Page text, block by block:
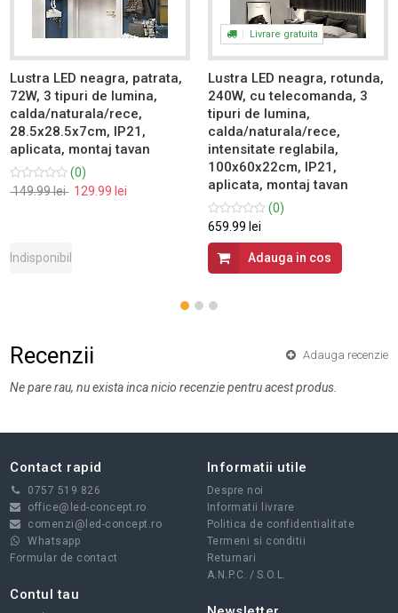
Lustra LED neagra, patrata,
72W, 3 tipuri de lumina,
calda/naturala/rece,
28.5x28.5x7cm, IP21,
aplicata, montaj tavan
(0)
149.99 lei 129.99 lei
Indisponibil
Livrare gratuita
Lustra LED neagra, rotunda,
240W, cu telecomanda, 3
tipuri de lumina,
calda/naturala/rece,
intensitate reglabila,
100x60x22cm, IP21,
aplicata, montaj tavan
(0)
659.99 lei
Adauga in cos
Recenzii Adauga recenzie
Ne pare rau, nu exista inca nicio recenzie pentru acest produs.
Contact rapid
0757 519 826
office@led-concept.ro
comenzi@led-concept.ro
Whatsapp
Formular de contact
Informatii utile
Despre noi
Informatii livrare
Politica de confidentialitate
Termeni si conditii
Returnari
A.N.P.C. / S.O.L.
Contul tau